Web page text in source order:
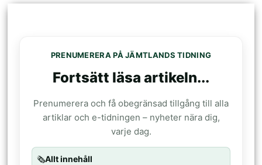
PRENUMERERA PÅ JÄMTLANDS TIDNING
Fortsätt läsa artikeln...
Prenumerera och få obegränsad tillgång till alla
artiklar och e-tidningen – nyheter nära dig,
varje dag.
🗞️Allt innehåll